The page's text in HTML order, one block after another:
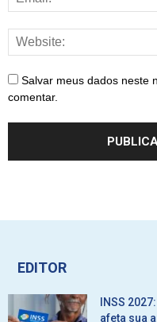
Salvar meus dados neste
comentar.
EDITOR
INSS
afeta sua